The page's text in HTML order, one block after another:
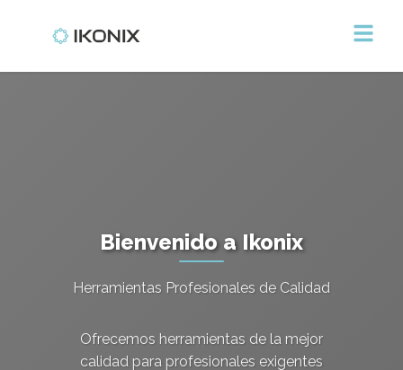
Bienvenido a Ikonix
Herramientas Profesionales de Calidad
Ofrecemos herramientas de la mejor
calidad para profesionales exigentes